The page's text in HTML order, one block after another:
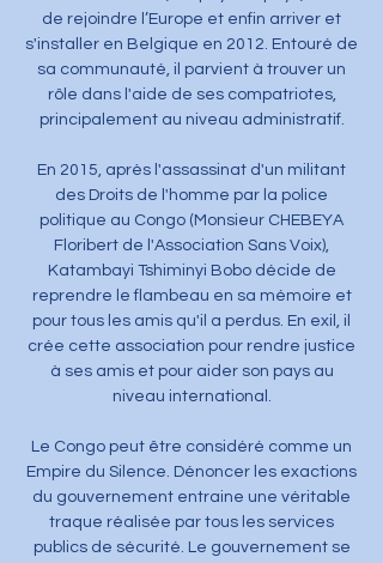
de rejoindre l’Europe et enfin arriver et
s'installer en Belgique en 2012. Entouré de
sa communauté, il parvient à trouver un
rôle dans l'aide de ses compatriotes,
principalement au niveau administratif.
En 2015, après l'assassinat d'un militant
des Droits de l'homme par la police
politique au Congo (Monsieur CHEBEYA
Floribert de l'Association Sans Voix),
Katambayi Tshiminyi Bobo décide de
reprendre le flambeau en sa mémoire et
pour tous les amis qu'il a perdus. En exil, il
crée cette association pour rendre justice
à ses amis et pour aider son pays au
niveau international.
Le Congo peut être considéré comme un
Empire du Silence. Dénoncer les exactions
du gouvernement entraine une véritable
traque réalisée par tous les services
publics de sécurité. Le gouvernement se